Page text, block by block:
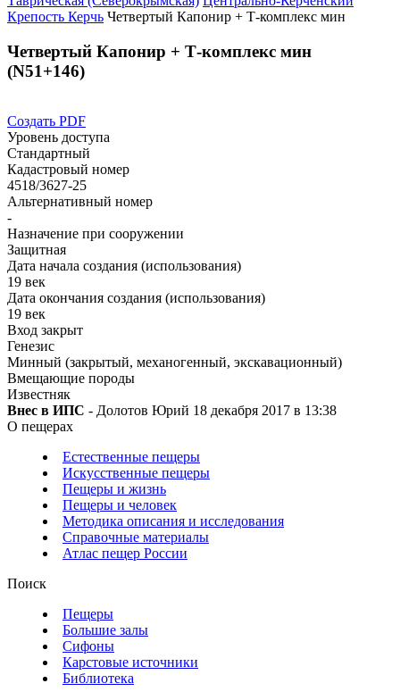
Крепость Керчь Четвертый Капонир + Т-комплекс мин
Четвертый Капонир + Т-комплекс мин
(N51+146)
Создать PDF
Уровень доступа
Стандартный
Кадастровый номер
4518/3627-25
Альтернативный номер
-
Назначение при сооружении
Защитная
Дата начала создания (использования)
19 век
Дата окончания создания (использования)
19 век
Вход закрыт
Генезис
Минный (закрытый, механогенный, экскавационный)
Вмещающие породы
Известняк
Внес в ИПС - Долотов Юрий 18 декабря 2017 в 13:38
О пещерах
Естественные пещеры
Искусственные пещеры
Пещеры и жизнь
Пещеры и человек
Методика описания и исследования
Справочные материалы
Атлас пещер России
Поиск
Пещеры
Большие залы
Сифоны
Карстовые источники
Библиотека